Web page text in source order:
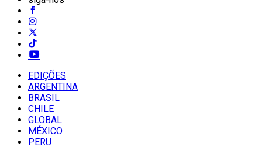
EDIÇÕES
ARGENTINA
BRASIL
CHILE
GLOBAL
MÉXICO
PERU